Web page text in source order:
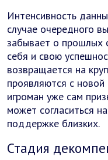
Интенсивность
случае очередного
забывает о прошлых
себя и свою
возвращается на
проявляются с новой
игроман уже сам
может согласиться
поддержке близких.
Стадия